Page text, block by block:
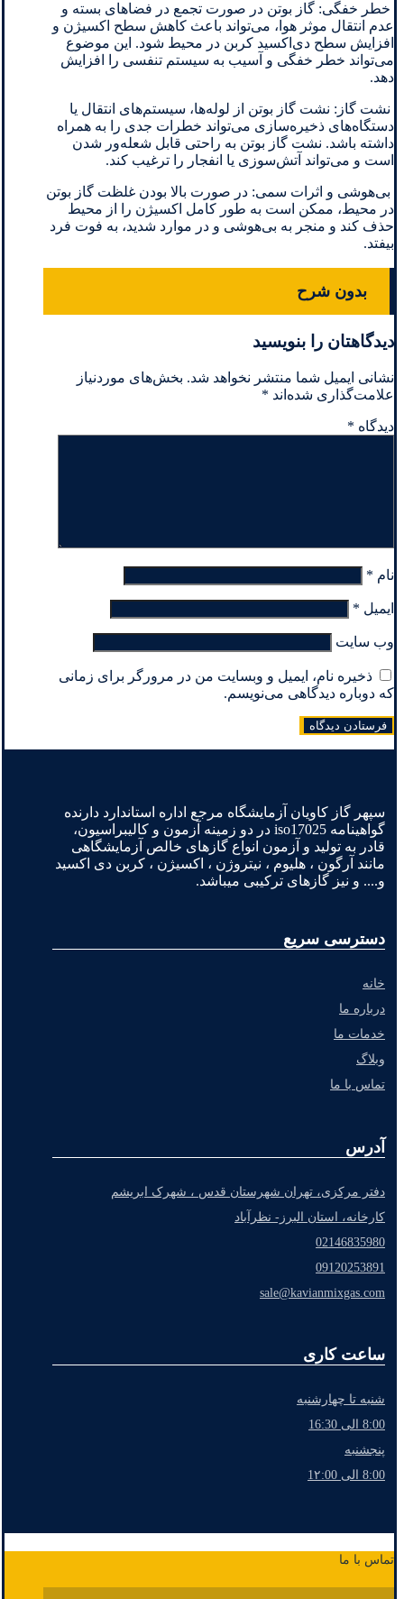
خطر خفگی: گاز بوتن در صورت تجمع در فضاهای بسته و
عدم انتقال موثر هوا، می‌تواند باعث کاهش سطح اکسیژن و
افزایش سطح دی‌اکسید کربن در محیط شود. این موضوع
می‌تواند خطر خفگی و آسیب به سیستم تنفسی را افزایش
دهد.
نشت گاز: نشت گاز بوتن از لوله‌ها، سیستم‌های انتقال یا
دستگاه‌های ذخیره‌سازی می‌تواند خطرات جدی را به همراه
داشته باشد. نشت گاز بوتن به راحتی قابل شعله‌ور شدن
است و می‌تواند آتش‌سوزی یا انفجار را ترغیب کند.
بی‌هوشی و اثرات سمی: در صورت بالا بودن غلظت گاز بوتن
در محیط، ممکن است به طور کامل اکسیژن را از محیط
حذف کند و منجر به بی‌هوشی و در موارد شدید، به فوت فرد
بیفتد.
بدون شرح
دیدگاهتان را بنویسید
نشانی ایمیل شما منتشر نخواهد شد. بخش‌های موردنیاز
علامت‌گذاری شده‌اند *
دیدگاه *
نام *
ایمیل *
وب‌ سایت
ذخیره نام، ایمیل و وبسایت من در مرورگر برای زمانی
که دوباره دیدگاهی می‌نویسم.
سپهر گاز کاویان آزمایشگاه مرجع اداره استاندارد دارنده
گواهینامه iso17025 در دو زمینه آزمون و کالیبراسیون،
قادر به تولید و آزمون انواع گازهای خالص آزمایشگاهی
مانند آرگون ، هلیوم ، نیتروژن ، اکسیژن ، کربن دی اکسید
و.... و نیز گازهای ترکیبی میباشد.
دسترسی سریع
خانه
درباره ما
خدمات ما
وبلاگ
تماس با ما
آدرس
دفتر مرکزی، تهران شهرستان قدس ، شهرک ابریشم
کارخانه، استان البرز- نظرآباد
02146835980
09120253891
sale@kavianmixgas.com
ساعت کاری
شنبه تا چهارشنبه
8:00 الی 16:30
پنجشنبه
8:00 الی 1۲:00
تماس با ما